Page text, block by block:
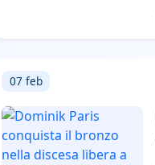
07 feb